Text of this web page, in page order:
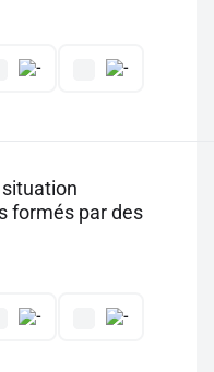
formés par des